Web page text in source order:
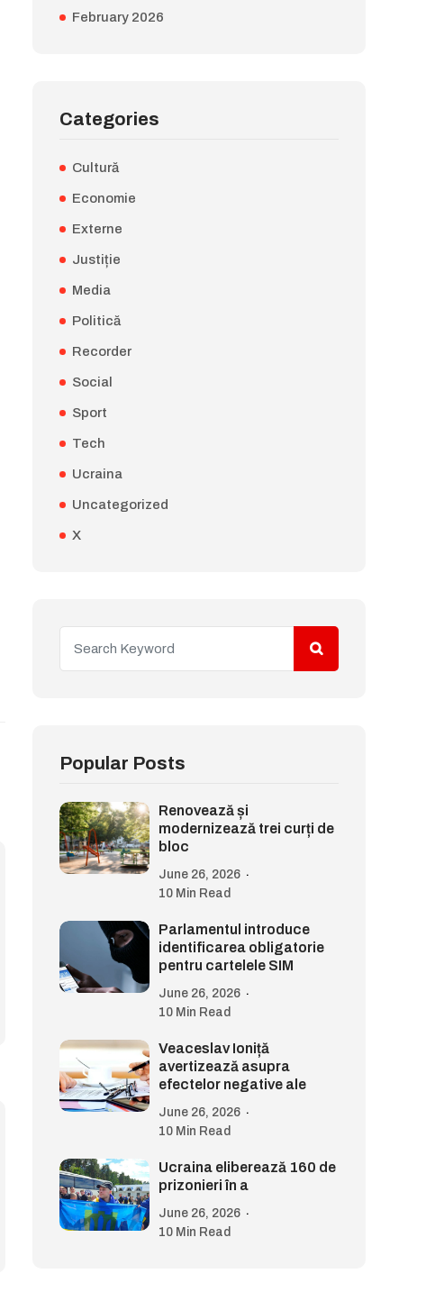
February 2026
Categories
Cultură
Economie
Externe
Justiție
Media
Politică
Recorder
Social
Sport
Tech
Ucraina
Uncategorized
X
Popular Posts
Renovează și
modernizează trei curți de
bloc
June 26, 2026
10 Min Read
Parlamentul introduce
identificarea obligatorie
pentru cartelele SIM
June 26, 2026
10 Min Read
Veaceslav Ioniță
avertizează asupra
efectelor negative ale
June 26, 2026
10 Min Read
Ucraina eliberează 160 de
prizonieri în a
June 26, 2026
10 Min Read